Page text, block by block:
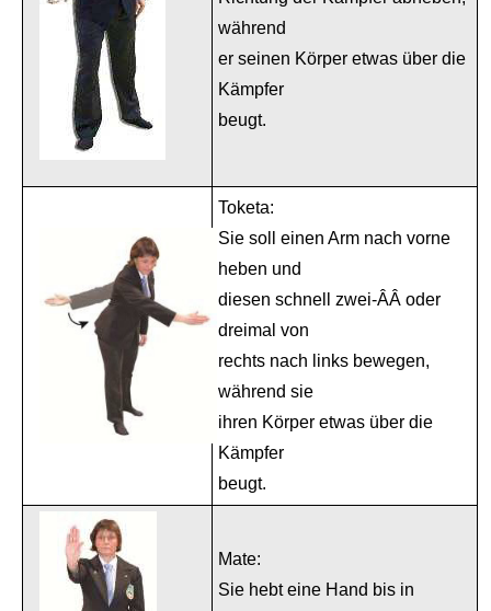
während
er seinen Körper etwas über die
Kämpfer
beugt.
Toketa:
Sie soll einen Arm nach vorne
heben und
diesen schnell zwei-ÂÂ oder
dreimal von
rechts nach links bewegen,
während sie
ihren Körper etwas über die
Kämpfer
beugt.
Mate:
Sie hebt eine Hand bis in